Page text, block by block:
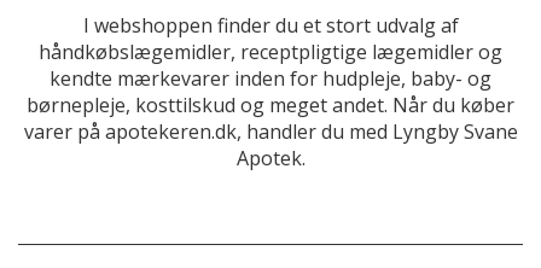
I webshoppen finder du et stort udvalg af
håndkøbslægemidler, receptpligtige lægemidler og
kendte mærkevarer inden for hudpleje, baby- og
børnepleje, kosttilskud og meget andet. Når du køber
varer på apotekeren.dk, handler du med Lyngby Svane
Apotek.